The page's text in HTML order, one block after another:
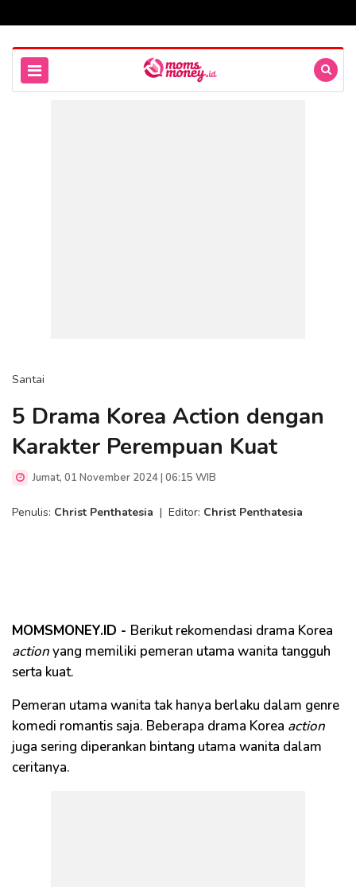
Santai
5 Drama Korea Action dengan
Karakter Perempuan Kuat
Jumat, 01 November 2024 | 06:15 WIB
Penulis: Christ Penthatesia | Editor: Christ Penthatesia
MOMSMONEY.ID - Berikut rekomendasi drama Korea
actionyang memiliki pemeran utama wanita tangguh
serta kuat.
Pemeran utama wanita tak hanya berlaku dalam genre
komedi romantis saja. Beberapa drama Korea action
juga sering diperankan bintang utama wanita dalam
ceritanya.